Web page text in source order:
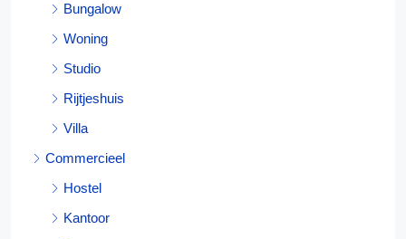
Bungalow
Woning
Studio
Rijtjeshuis
Villa
Commercieel
Hostel
Kantoor